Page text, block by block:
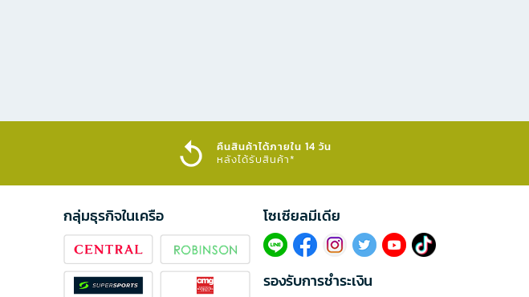
คืนสินค้าได้ภายใน 14 วัน
หลังได้รับสินค้า*
กลุ่มธุรกิจในเครือ โซเซียลมีเดีย​
รองรับการชำระเงิน